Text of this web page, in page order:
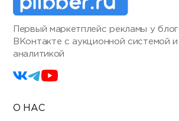
Первый маркетплейс рекламы у
ВКонтакте с аукционной системой
аналитикой
О НАС